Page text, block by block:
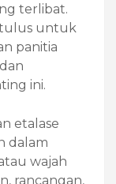
terlibat.
tulus untuk
panitia
ini.
etalase
dalam
wajah
rancangan,